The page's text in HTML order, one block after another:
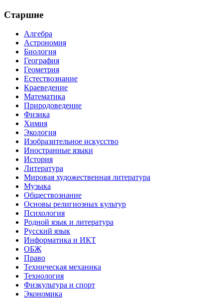
Старшие
Алгебра
Астрономия
Биология
География
Геометрия
Естествознание
Краеведение
Математика
Природоведение
Физика
Химия
Экология
Изобразительное искусство
Иностранные языки
История
Литература
Мировая художественная литература
Музыка
Обществознание
Основы религиозных культур
Психология
Родной язык и литература
Русский язык
Информатика и ИКТ
ОБЖ
Право
Техническая механика
Технология
Физкультура и спорт
Экономика